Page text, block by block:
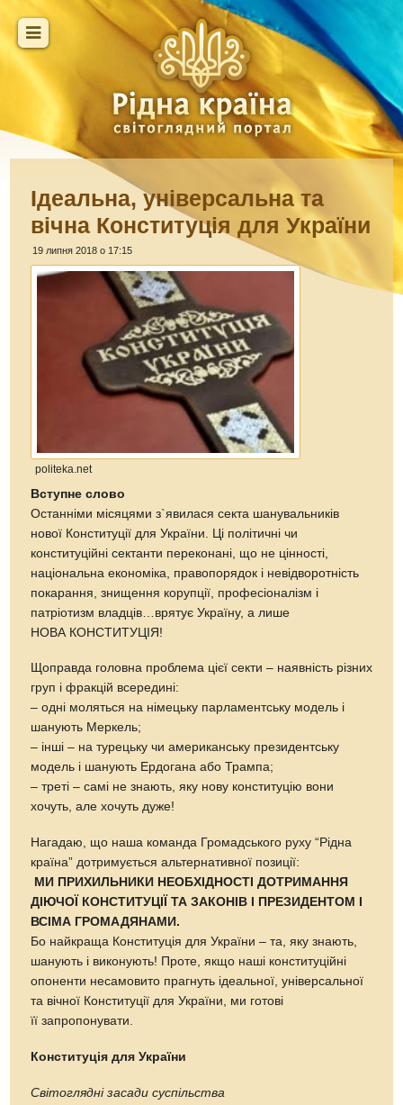
Ідеальна, універсальна та
вічна Конституція для України
19 липня 2018 о 17:15
politeka.net
Вступне слово
Останніми місяцями з`явилася секта шанувальників
нової Конституції для України. Ці політичні чи
конституційні сектанти переконані, що не цінності,
національна економіка, правопорядок і невідворотність
покарання, знищення корупції, професіоналізм і
патріотизм владців…врятує Україну, а лише
НОВА КОНСТИТУЦІЯ!
Щоправда головна проблема цієї секти – наявність різних
груп і фракцій всередині:
– одні моляться на німецьку парламентську модель і
шанують Меркель;
– інші – на турецьку чи американську президентську
модель і шанують Ердогана або Трампа;
– треті – самі не знають, яку нову конституцію вони
хочуть, але хочуть дуже!
Нагадаю, що наша команда Громадського руху “Рідна
країна” дотримується альтернативної позиції:
МИ ПРИХИЛЬНИКИ НЕОБХІДНОСТІ ДОТРИМАННЯ
ДІЮЧОЇ КОНСТИТУЦІЇ ТА ЗАКОНІВ І ПРЕЗИДЕНТОМ І
ВСІМА ГРОМАДЯНАМИ.
Бо найкраща Конституція для України – та, яку знають,
шанують і виконують! Проте, якщо наші конституційні
опоненти несамовито прагнуть ідеальної, універсальної
та вічної Конституції для України, ми готові
її запропонувати.
Конституція для України
Світоглядні засади суспільства